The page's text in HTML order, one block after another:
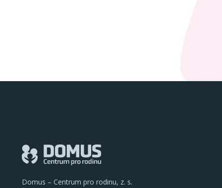
Domus – Centrum pro rodinu, z. s.